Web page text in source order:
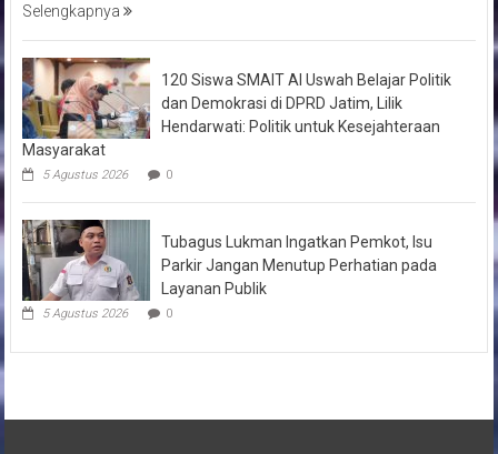
Selengkapnya
120 Siswa SMAIT Al Uswah Belajar Politik
dan Demokrasi di DPRD Jatim, Lilik
Hendarwati: Politik untuk Kesejahteraan
Masyarakat
5 Agustus 2026 0
Tubagus Lukman Ingatkan Pemkot, Isu
Parkir Jangan Menutup Perhatian pada
Layanan Publik
5 Agustus 2026 0